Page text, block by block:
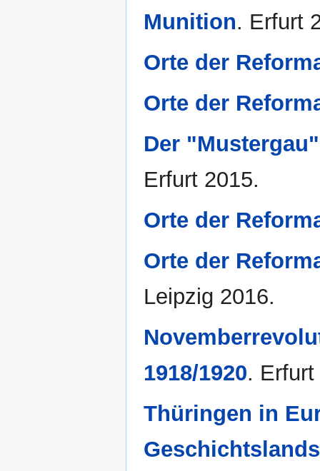
Munition. Erfurt
Orte der
Orte der
Der
Erfurt 2015.
Orte der
Orte der
Leipzig 2016.
1918/1920.
Thüringen in